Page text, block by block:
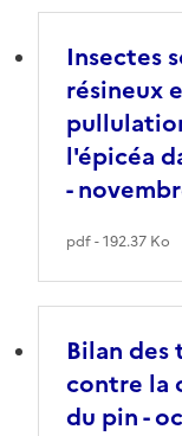
Insectes
résineux
l'épicéa
-
pdf - 192.37 Ko
Bilan
contre la
du pin -